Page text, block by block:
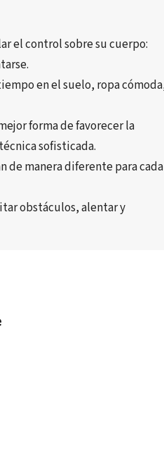
el control sobre su cuerpo:
.
en el suelo, ropa cómoda
sofisticada.
de manera diferente para cada
obstáculos, alentar